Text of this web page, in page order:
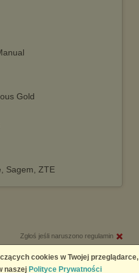
Gold
Sagem, ZTE
Zgłoś jeśli naruszono regulamin
Copyright © 2026Chomikuj.pl
cookies w Twojej przeglądarce,
naszej Polityce Prywatności